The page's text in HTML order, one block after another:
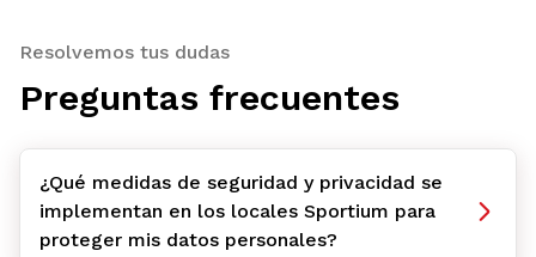
Resolvemos tus dudas
Preguntas frecuentes
¿Qué medidas de seguridad y privacidad se
implementan en los locales Sportium para
proteger mis datos personales?